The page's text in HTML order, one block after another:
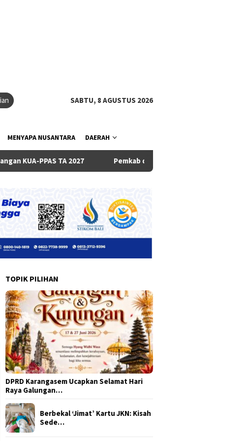
SABTU, 8 AGUSTUS 2026
MENYAPA NUSANTARA DAERAH
2027 Pemkab dan DPRD Badung Sepakati KUA-PPAS 2027,
TOPIK PILIHAN
DPRD Karangasem Ucapkan Selamat Hari
Raya Galungan…
Berbekal ‘Jimat’ Kartu JKN: Kisah
Sede…